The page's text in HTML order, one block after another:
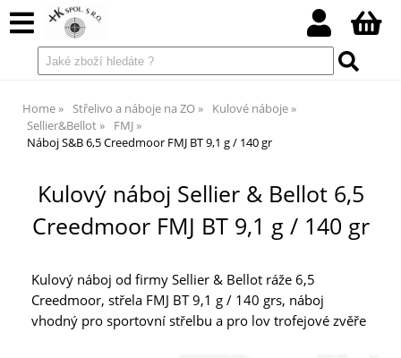
Home Střelivo a náboje na ZO
Kulové náboje
Sellier&Bellot
FMJ
Náboj S&B 6,5 Creedmoor FMJ BT 9,1 g / 140 gr
Kulový náboj Sellier & Bellot 6,5
Creedmoor FMJ BT 9,1 g / 140 gr
Kulový náboj od firmy Sellier & Bellot ráže 6,5
Creedmoor, střela FMJ BT 9,1 g / 140 grs, náboj
vhodný pro sportovní střelbu a pro lov trofejové zvěře